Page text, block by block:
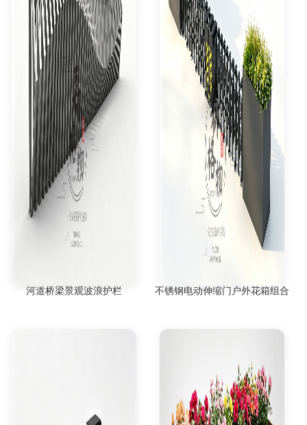
河道桥梁景观波浪护栏 不锈钢电动伸缩门户外花箱组合